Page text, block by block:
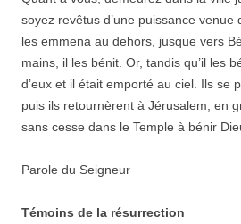
soyez revêtus d’une puissance venue
les emmena au dehors, jusque vers
mains, il les bénit. Or, tandis qu’il les
d’eux et il était emporté au ciel. Ils se
puis ils retournèrent à Jérusalem, en
sans cesse dans le Temple à bénir
Parole du Seigneur
Témoins de la résurrection